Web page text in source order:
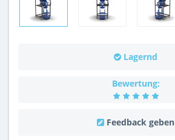
Lagernd
Bewertung:
Feedback geben